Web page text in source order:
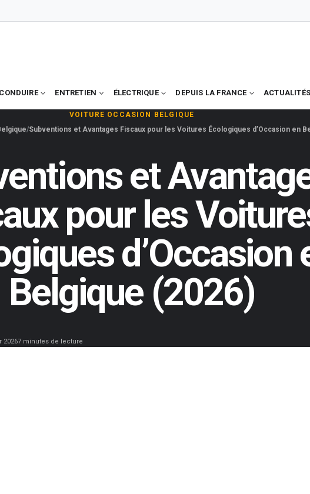
ENTRETIEN ÉLECTRIQUE DEPUIS LA FRANCE ACTUALITÉS
VOITURE OCCASION BELGIQUE
Subventions et Avantages Fiscaux pour les Voitures Écologiques d’Occasion en
et
pour les
d’Occasion
Belgique (2026)
20267 minutes de lecture